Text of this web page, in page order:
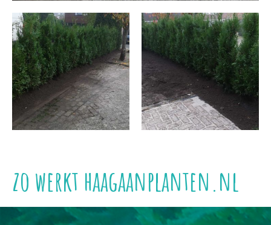
zo werkt haagaanplanten.nl